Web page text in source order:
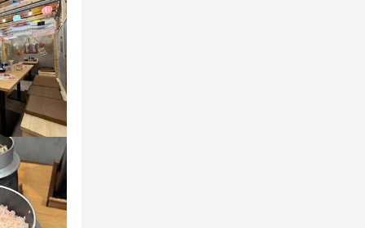
務など柔
店舗運営